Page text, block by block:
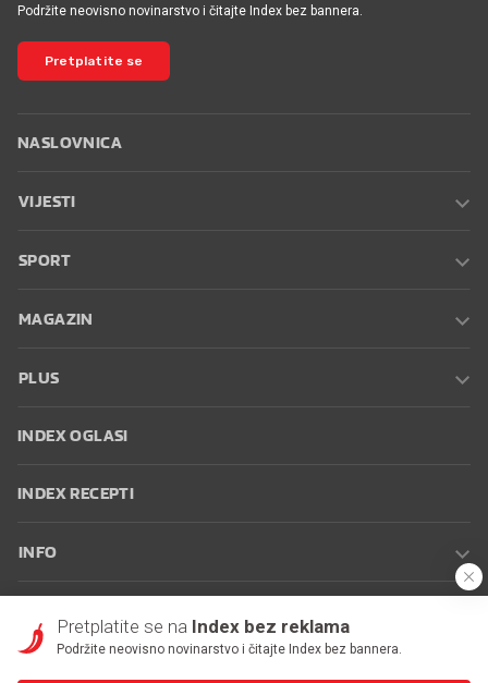
Podržite neovisno novinarstvo i čitajte Index bez bannera.
Pretplatite se
NASLOVNICA
VIJESTI
SPORT
MAGAZIN
PLUS
INDEX OGLASI
INDEX RECEPTI
INFO
korištenja
Postavke kolačića
Pretplatite se na Index bez reklama
Podržite neovisno novinarstvo i čitajte Index bez bannera.